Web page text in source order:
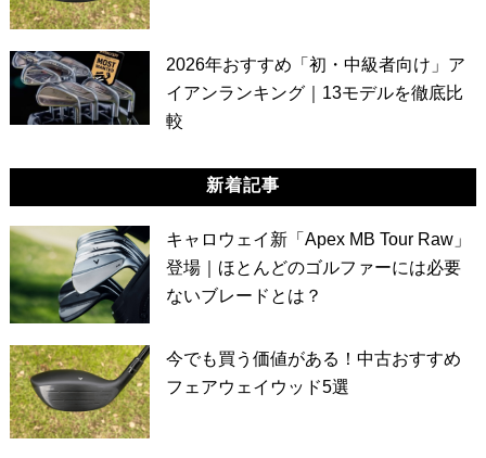
2026年おすすめ「初・中級者向け」ア
イアンランキング｜13モデルを徹底比
較
新着記事
キャロウェイ新「Apex MB Tour Raw」
登場｜ほとんどのゴルファーには必要
ないブレードとは？
今でも買う価値がある！中古おすすめ
フェアウェイウッド5選